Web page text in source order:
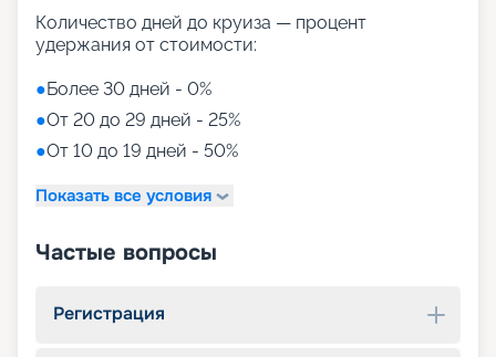
Количество дней до круиза — процент
удержания от стоимости:
●Более 30 дней - 0%
●От 20 до 29 дней - 25%
●От 10 до 19 дней - 50%
Показать все условия
Частые вопросы
Регистрация